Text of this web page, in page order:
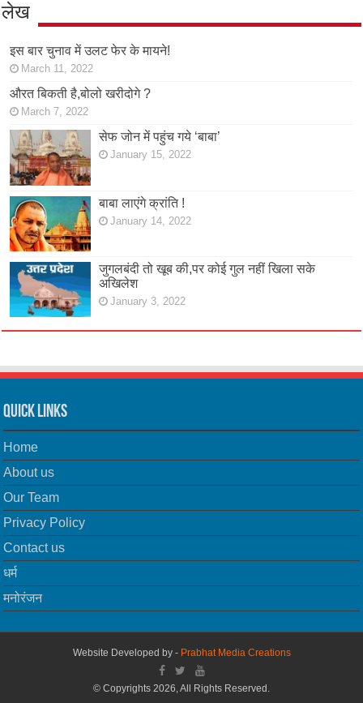
लेख
इस बार चुनाव में उलट फेर के मायने!
March 11, 2022
औरत बिकती है,बोलो खरीदोगे ?
March 7, 2022
सेफ जोन में पहुंच गये ‘बाबा’
January 15, 2022
बाबा लाएंगे क्रांति !
January 14, 2022
जुगलबंदी तो खूब की,पर कोई गुल नहीं खिला सके
अखिलेश
January 3, 2022
Quick Links
Home
About us
Our Team
Privacy Policy
Contact us
धर्म
मनोरंजन
Website Developed by - Prabhat Media Creations
© Copyrights 2026, All Rights Reserved.